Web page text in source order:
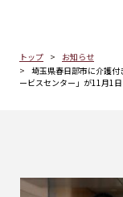
トップ
お知らせ
埼玉県春日部市に介護
ービスセンター」が11月1